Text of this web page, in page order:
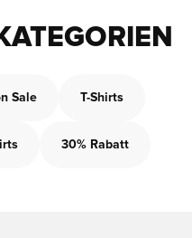
Sale T-Shirts
30% Rabatt